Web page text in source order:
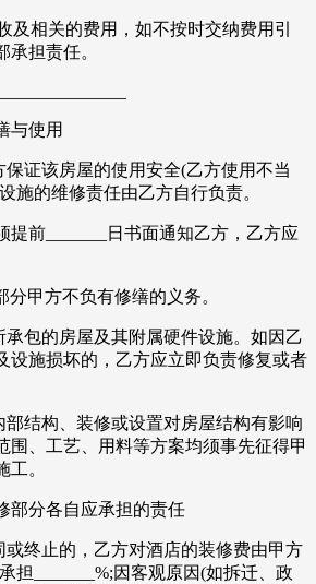
及相关的费用，如不按时交纳费用引
承担责任。
与使用
保证该房屋的使用安全(乙方使用不当
施的维修责任由乙方自行负责。
提前_______日书面通知乙方，乙方应
甲方不负有修缮的义务。
承包的房屋及其附属硬件设施。如因乙
设施损坏的，乙方应立即负责修复或者
部结构、装修或设置对房屋结构有影响
围、工艺、用料等方案均须事先征得甲
。
分各自应承担的责任
或终止的，乙方对酒店的装修费由甲方
担_______%;因客观原因(如拆迁、政